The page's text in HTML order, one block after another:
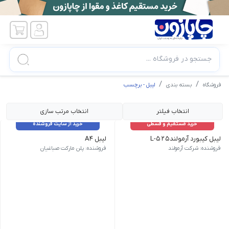
جستجو در فروشگاه ...
فروشگاه بسته بندی لیبل - برچسب
انتخاب فیلتر انتخاب مرتب سازی
خرید مستقیم و قسطی
لیبل کیبورد آرمولندL-525
فروشنده: شرکت آرمولند
خرید از سایت فروشنده
لیبل A4
ابعاد A4 تعداد برگ 100 جنس براق کشور مبدا برند و محصول ایران-تبریز
فروشنده: پلن مارکت صباغیان